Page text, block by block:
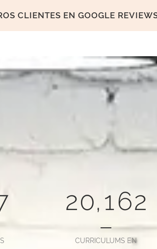
CLIENTES EN GOOGLE
0
20,1
1
2
4
6
0
2
CURRICULUMS EN